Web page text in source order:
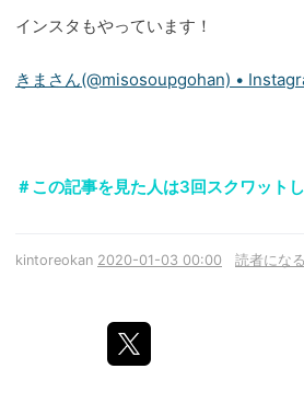
インスタもやっています！
きまさん(@misosoupgohan) •
＃この記事を見た人は3回スクワット
kintoreokan 2020-01-03 00:00 読者になる